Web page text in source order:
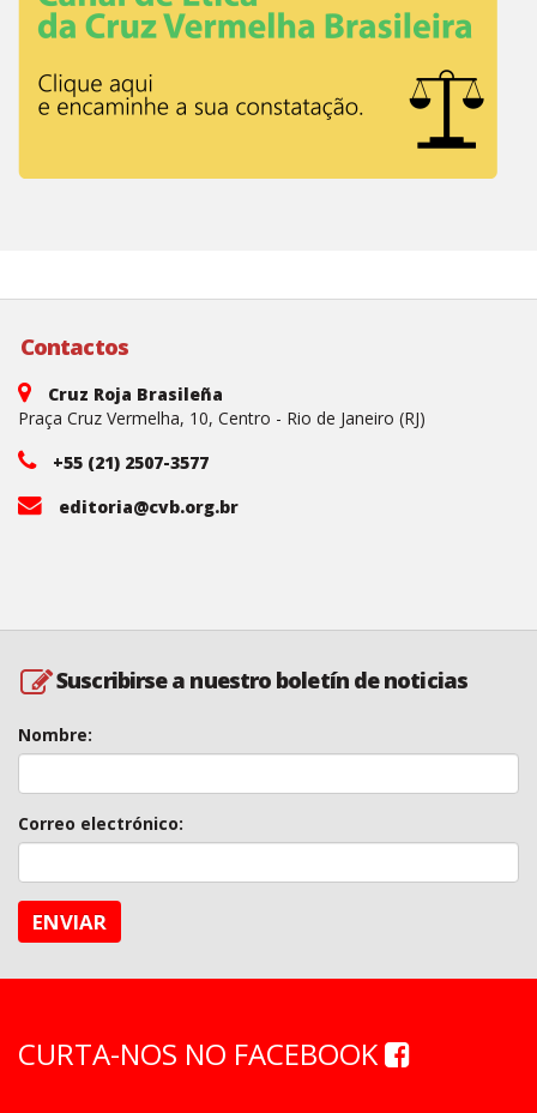
Contactos
Cruz Roja Brasileña
Praça Cruz Vermelha, 10, Centro - Rio de Janeiro (RJ)
+55 (21) 2507-3577
editoria@cvb.org.br
Suscribirse a nuestro boletín de noticias
Nombre:
Correo electrónico:
ENVIAR
CURTA-NOS NO FACEBOOK